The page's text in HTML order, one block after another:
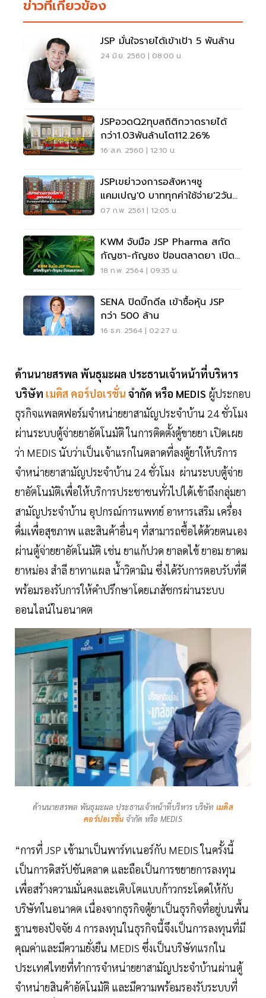
ข่าวที่เกี่ยวข้อง
JSP มั่นใจรายได้เข้าเป้า 5 พันล้าน
24 มิ.ย. 2560 | 08:00 น.
JSPอวดQ2ทุบสถิติกวาดรายได้
กว่า1.03พันล้านโต112.26%
16 ส.ค. 2560 | 12:10 น.
JSPเขย่าวงการอสังหาฯชู
แคมเปญ'0 บาททุกค่าใช้จ่าย'2วัน
โกย150ล.
07 ก.พ. 2561 | 12:05 น.
KWM จับมือ JSP Pharma สกัด
กัญชา-กัญชง ป้อนตลาดยา เปิด
ทาง SME เข้าถึงธุรกิจ
18 ก.พ. 2564 | 09:35 น.
SENA ปิดบิ๊กดีล เข้าซื้อหุ้น JSP
กว่า 500 ล้าน
16 ธ.ค. 2564 | 02:27 น.
ด้านนายสรพล พันธุมะผล ประธานเจ้าหน้าที่บริหาร
บริษัท เมดิส คอร์ปอเรชั่น จำกัด หรือ MEDIS ผู้ประกอบ
ธุรกิจแพลตฟอร์มจำหน่ายยาสามัญประจำบ้าน 24 ชั่วโมง
ผ่านระบบตู้จ่ายยาอัตโนมัติ ในการติดตั้งตู้ขายยา เปิดเผย
ว่า MEDIS นับว่าเป็นเจ้าแรกในตลาดที่ลงตู้ยาให้บริการ
จำหน่ายยาสามัญประจำบ้าน 24 ชั่วโมง ผ่านระบบตู้จ่าย
ยาอัตโนมัติเพื่อให้บริการประชาชนทั่วไปได้เข้าถึงกลุ่มยา
สามัญประจำบ้าน อุปกรณ์การแพทย์ อาหารเสริม เครื่อง
ดื่มเพื่อสุขภาพ และสินค้าอื่นๆ ที่สามารถซื้อได้ด้วยตนเอง
ผ่านตู้จ่ายยาอัตโนมัติ เช่น ยาแก้ปวด ยาลดไข้ ยาอม ยาดม
ยาหม่อง สำลี ยาทาแผล น้ำวิตามิน ซึ่งได้รับการตอบรับที่ดี
พร้อมรองรับการให้คำปรึกษาโดยเภสัชกรผ่านระบบ
ออนไลน์ในอนาคต
ด้านนายสรพล พันธุมะผล ประธานเจ้าหน้าที่บริหาร บริษัท เมดิส
คอร์ปอเรชั่น จำกัด หรือ MEDIS
“การที่ JSP เข้ามาเป็นพาร์ทเนอร์กับ MEDIS ในครั้งนี้
เป็นการดิสรัปชันตลาด และถือเป็นการขยายการลงทุน
เพื่อสร้างความมั่นคงและเติบโตแบบก้าวกระโดดให้กับ
บริษัทในอนาคต เนื่องจากธุรกิจตู้ยาเป็นธุรกิจที่อยู่บนพื้น
ฐานของปัจจัย 4 การลงทุนในธุรกิจนี้จึงเป็นการลงทุนที่มี
คุณค่าและมีความยั่งยืน MEDIS ซึ่งเป็นบริษัทแรกใน
ประเทศไทยที่ทำการจำหน่ายยาสามัญประจำบ้านผ่านตู้
จำหน่ายสินค้าอัตโนมัติ และมีความพร้อมรองรับระบบที่